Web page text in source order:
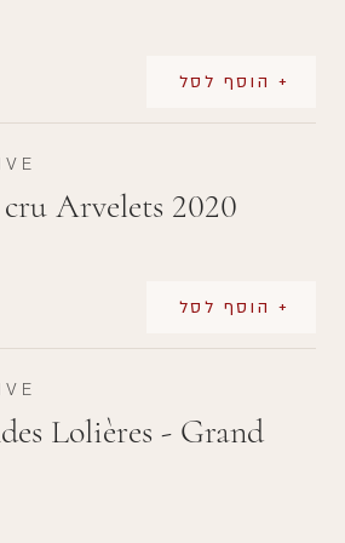
+ הוסף לסל
cru Arvelets 2020
+ הוסף לסל
Lolières - Grand